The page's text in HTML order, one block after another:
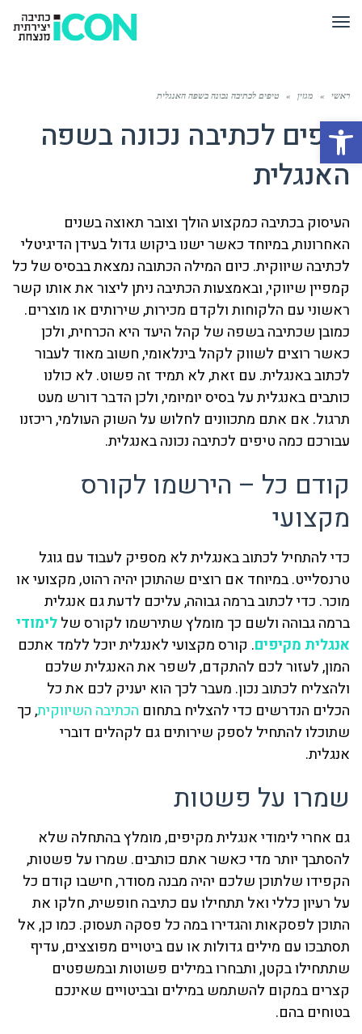
פתח סרגל נגישות
תפריט
ראשי » מגזין » טיפים לכתיבה נכונה בשפה האנגלית
טיפים לכתיבה נכונה בשפה
האנגלית
העיסוק בכתיבה כמקצוע הולך וצובר תאוצה בשנים
האחרונות, במיוחד כאשר ישנו ביקוש גדול בעידן הדיגיטלי
לכתיבה שיווקית. כיום המילה הכתובה נמצאת בבסיס של כל
קמפיין שיווקי, ובאמצעות הכתיבה ניתן ליצור את אותו קשר
ראשוני עם הלקוחות ולקדם מכירות, שירותים או מוצרים.
כמובן שכתיבה בשפה של קהל היעד היא הכרחית, ולכן
כאשר רוצים לשווק לקהל בינלאומי, חשוב מאוד לעבור
לכתוב באנגלית. עם זאת, לא תמיד זה פשוט. לא כולנו
כותבים באנגלית על בסיס יומיומי, ולכן הדבר דורש מעט
תרגול. אם אתם מתכוונים לחלוש על השוק העולמי, ריכזנו
עבורכם כמה טיפים לכתיבה נכונה באנגלית.
קודם כל – הירשמו לקורס
מקצועי
כדי להתחיל לכתוב באנגלית לא מספיק לעבוד עם גוגל
טרנסלייט. במיוחד אם רוצים שהתוכן יהיה רהוט, מקצועי או
מוכר. כדי לכתוב ברמה גבוהה, עליכם לדעת גם אנגלית
ברמה גבוהה ולשם כך מומלץ שתירשמו לקורס שללימודי
אנגלית מקיפים. קורס מקצועי לאנגלית יוכל ללמד אתכם
המון, לעזור לכם להתקדם, לשפר את האנגלית שלכם
ולהצליח לכתוב נכון. מעבר לכך הוא יעניק לכם את כל
הכלים הנדרשים כדי להצליח בתחום הכתיבה השיווקית, כך
שתוכלו להתחיל לספק שירותים גם לקהלים דוברי
אנגלית.
שמרו על פשטות
גם אחרי לימודי אנגלית מקיפים, מומלץ בהתחלה שלא
להסתבך יותר מדי כאשר אתם כותבים. שמרו על פשטות,
הקפידו שלתוכן שלכם יהיה מבנה מסודר, חישבו קודם כל
על רעיון כללי ואל תתחילו עם כתיבה חופשית, חלקו את
התוכן לפסקאות והגדירו במה כל פסקה תעסוק. כמו כן, אל
תסתבכו עם מילים גדולות או עם ביטויים מפוצצים, עדיף
שתתחילו בקטן, ותבחרו במילים פשוטות ובמשפטים
קצרים במקום להשתמש במילים ובביטויים שאינכם
בטוחים בהם.